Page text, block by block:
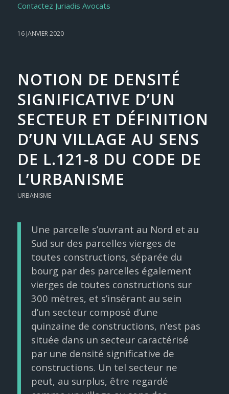
Contactez Juriadis Avocats
16 JANVIER 2020
NOTION DE DENSITÉ
SIGNIFICATIVE D’UN
SECTEUR ET DÉFINITION
D’UN VILLAGE AU SENS
DE L.121-8 DU CODE DE
L’URBANISME
URBANISME
Une parcelle s’ouvrant au Nord et au
Sud sur des parcelles vierges de
toutes constructions, séparée du
bourg par des parcelles également
vierges de toutes constructions sur
300 mètres, et s’insérant au sein
d’un secteur composé d’une
quinzaine de constructions, n’est pas
située dans un secteur caractérisé
par une densité significative de
constructions. Un tel secteur ne
peut, au surplus, être regardé